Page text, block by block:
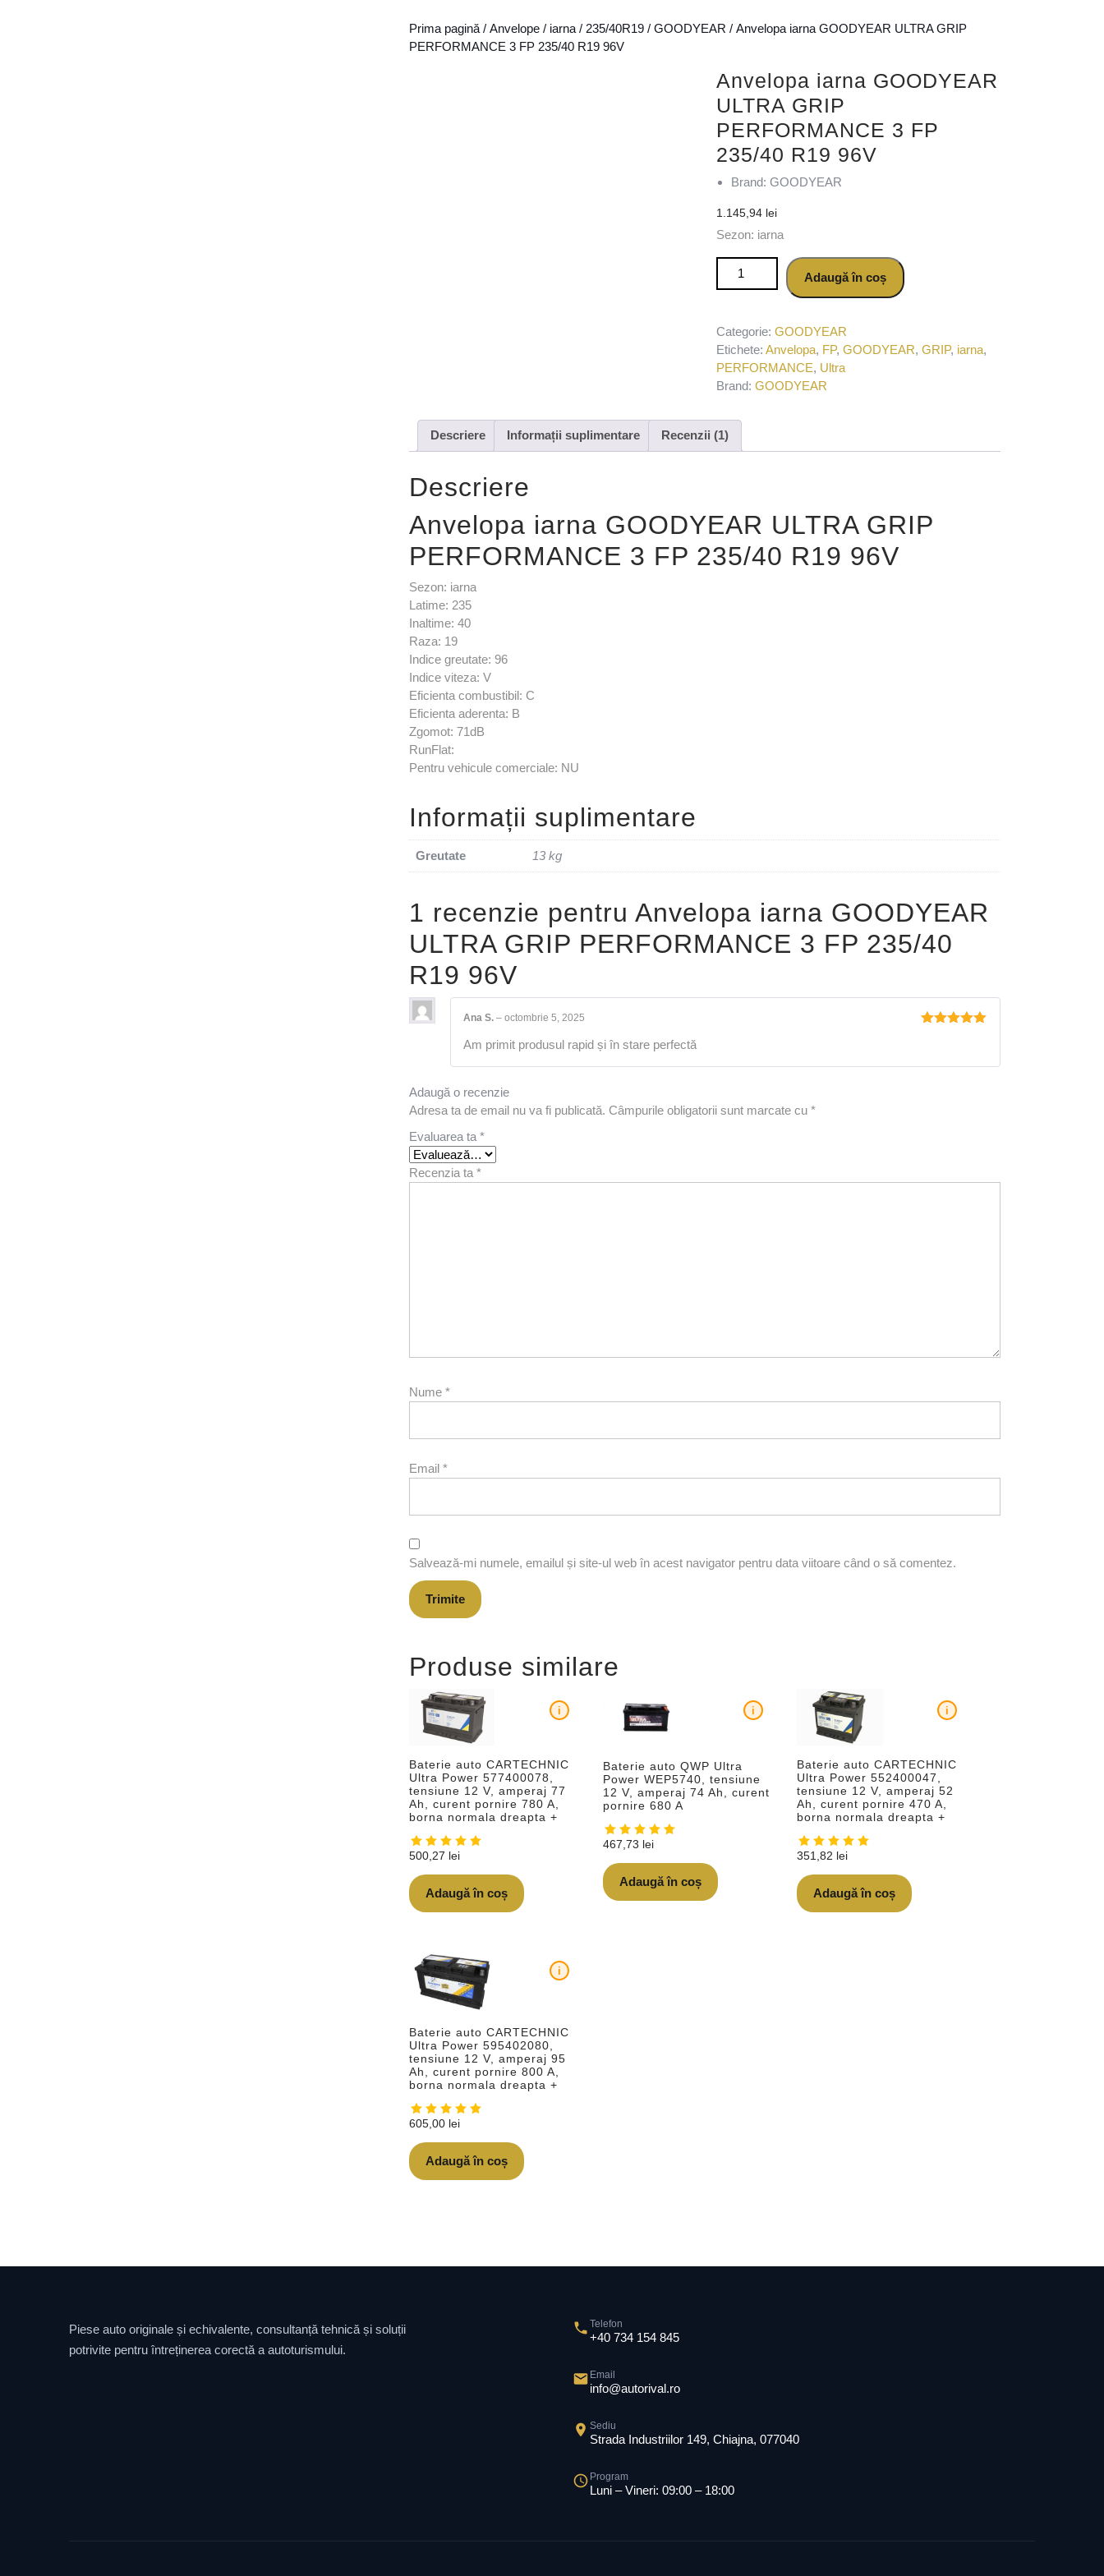
Prima pagină / Anvelope / iarna / 235/40R19 / GOODYEAR / Anvelopa iarna GOODYEAR ULTRA GRIP
PERFORMANCE 3 FP 235/40 R19 96V
Anvelopa iarna GOODYEAR
ULTRA GRIP
PERFORMANCE 3 FP
235/40 R19 96V
Brand: GOODYEAR
1.145,94 lei
Sezon: iarna
Cantitate Anvelopa iarna GOODYEAR ULTRA GRIP PERFORMANCE
Adaugă în coș
Categorie:GOODYEAR
Etichete:Anvelopa, FP,GOODYEAR,GRIP, iarna,
PERFORMANCE, Ultra
Brand:GOODYEAR
Descriere Informații suplimentare Recenzii (1)
Descriere
Anvelopa iarna GOODYEAR ULTRA GRIP
PERFORMANCE 3 FP 235/40 R19 96V
Sezon: iarna
Latime: 235
Inaltime: 40
Raza: 19
Indice greutate: 96
Indice viteza: V
Eficienta combustibil: C
Eficienta aderenta: B
Zgomot: 71dB
RunFlat:
Pentru vehicule comerciale: NU
Informații suplimentare
Greutate 13 kg
1 recenzie pentru Anvelopa iarna GOODYEAR
ULTRA GRIP PERFORMANCE 3 FP 235/40
R19 96V
Ana S. – octombrie 5, 2025
Am primit produsul rapid și în stare perfectă
Adaugă o recenzie
Adresa ta de email nu va fi publicată. Câmpurile obligatorii sunt marcate cu *
Evaluarea ta *
Recenzia ta *
Nume *
Email *
Salvează-mi numele, emailul și site-ul web în acest navigator pentru data viitoare când o să comentez.
Produse similare
Baterie auto CARTECHNIC
Ultra Power 577400078,
tensiune 12 V, amperaj 77
Ah, curent pornire 780 A,
borna normala dreapta +
i
500,27 lei
Adaugă în coș
Baterie auto QWP Ultra
Power WEP5740, tensiune
12 V, amperaj 74 Ah, curent
pornire 680 A
i
467,73 lei
Adaugă în coș
Baterie auto CARTECHNIC
Ultra Power 552400047,
tensiune 12 V, amperaj 52
Ah, curent pornire 470 A,
borna normala dreapta +
i
351,82 lei
Adaugă în coș
Baterie auto CARTECHNIC
Ultra Power 595402080,
tensiune 12 V, amperaj 95
Ah, curent pornire 800 A,
borna normala dreapta +
i
605,00 lei
Adaugă în coș
Piese auto originale și echivalente, consultanță tehnică și soluții
potrivite pentru întreținerea corectă a autoturismului.
Telefon
+40 734 154 845
Email
info@autorival.ro
Sediu
Strada Industriilor 149, Chiajna, 077040
Program
Luni – Vineri: 09:00 – 18:00